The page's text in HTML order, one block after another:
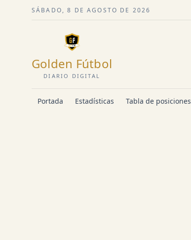
SÁBADO, 8 DE AGOSTO DE 2026
Golden Fútbol
DIARIO DIGITAL
Portada Estadísticas Tabla de posiciones